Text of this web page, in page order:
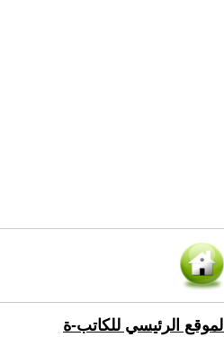
الموقع الرئيسي للكاتب-ة